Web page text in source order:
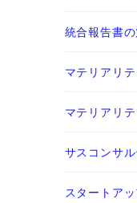
統合報告書
マテリアリ
マテリアリ
サスコンサ
スタートア